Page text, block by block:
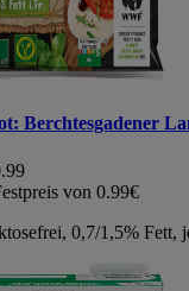
Berchtesgadener
von 0.99€
0,7/1,5% Fett,